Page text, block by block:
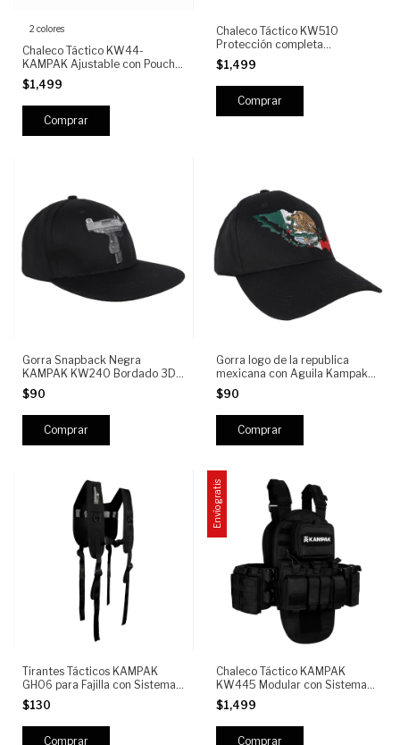
2 colores
Chaleco Táctico KW44-
KAMPAK Ajustable con Pouchs
Laterales, compartimentos
Multipropósito y liberación
rapida
$1,499
Comprar
Chaleco Táctico KW510
Protección completa
Multifuncional Liberación
Rápida con Sistema Pouch y
Porta Cargadores
$1,499
Gorra Snapback Negra
KAMPAK KW240 Bordado 3D
Streetwear Urbano Unisex
Ajustable
$90
Gorra logo de la republica
mexicana con Aguila Kampak
KW-198
$90
Tirantes Tácticos KAMPAK
GH06 para Fajilla con Sistema
MOLLE, Ajustables y
Reforzados
$130
Envío gratis
Chaleco Táctico KAMPAK
KW445 Modular con Sistema
MOLLE, Portacargadores AR y
Pistola, Mochila Desmontable -
Tactical Vest Plate Carrier
$1,499